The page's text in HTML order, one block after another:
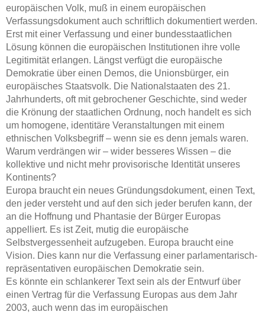
europäischen Volk, muß in einem europäischen
Verfassungsdokument auch schriftlich dokumentiert werden.
Erst mit einer Verfassung und einer bundesstaatlichen
Lösung können die europäischen Institutionen ihre volle
Legitimität erlangen. Längst verfügt die europäische
Demokratie über einen Demos, die Unionsbürger, ein
europäisches Staatsvolk. Die Nationalstaaten des 21.
Jahrhunderts, oft mit gebrochener Geschichte, sind weder
die Krönung der staatlichen Ordnung, noch handelt es sich
um homogene, identitäre Veranstaltungen mit einem
ethnischen Volksbegriff – wenn sie es denn jemals waren.
Warum verdrängen wir – wider besseres Wissen – die
kollektive und nicht mehr provisorische Identität unseres
Kontinents?
Europa braucht ein neues Gründungsdokument, einen Text,
den jeder versteht und auf den sich jeder berufen kann, der
an die Hoffnung und Phantasie der Bürger Europas
appelliert. Es ist Zeit, mutig die europäische
Selbstvergessenheit aufzugeben. Europa braucht eine
Vision. Dies kann nur die Verfassung einer parlamentarisch-
repräsentativen europäischen Demokratie sein.
Es könnte ein schlankerer Text sein als der Entwurf über
einen Vertrag für die Verfassung Europas aus dem Jahr
2003, auch wenn das im europäischen